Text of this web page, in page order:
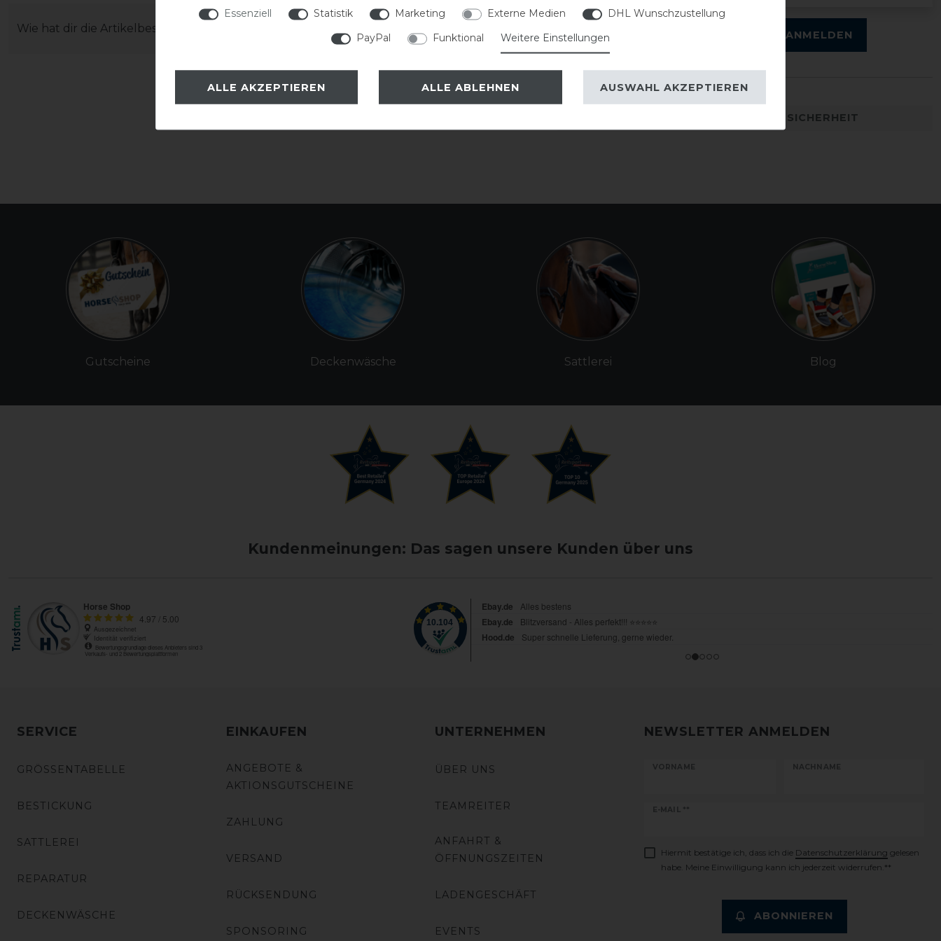
Wie hat dir die Artikelbeschreibung gefallen? 0
ANMELDEN
DETAILS ZUR PRODUKTSICHERHEIT
Gutscheine Deckenwäsche Sattlerei Blog
Kundenmeinungen: Das sagen unsere Kunden über uns
SERVICE
GRÖSSENTABELLE
BESTICKUNG
SATTLEREI
REPARATUR
DECKENWÄSCHE
EINKAUFEN
ANGEBOTE &
AKTIONSGUTSCHEINE
ZAHLUNG
VERSAND
RÜCKSENDUNG
SPONSORING
UNTERNEHMEN
ÜBER UNS
TEAMREITER
ANFAHRT &
ÖFFNUNGSZEITEN
LADENGESCHÄFT
EVENTS
NEWSLETTER ANMELDEN
VORNAME NACHNAME
E-MAIL **
Newsletter
Hiermit bestätige ich, dass ich die Daten­schutz­erklärung gelesen
habe. Meine Einwilligung kann ich jederzeit widerrufen.**
ABONNIEREN
Essenziell Statistik Marketing Externe Medien
DHL Wunschzustellung
PayPal
Funktional Weitere Einstellungen
ALLE AKZEPTIEREN ALLE ABLEHNEN AUSWAHL AKZEPTIEREN